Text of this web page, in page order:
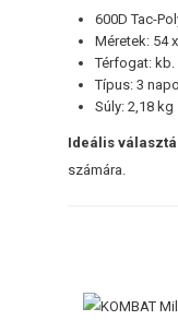
600D Tac-
Méretek: 54
Térfogat: kb.
Típus: 3
Súly: 2,18 kg
Ideális
számára.